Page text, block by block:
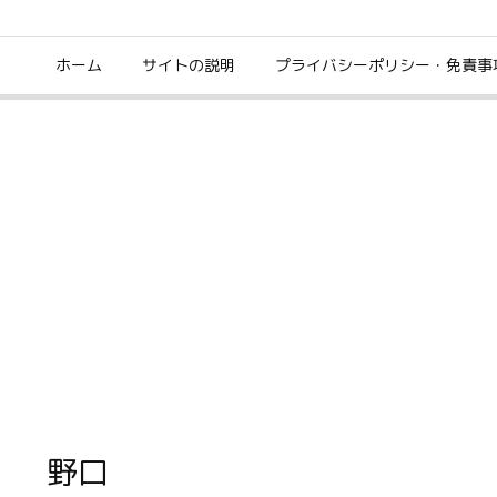
ホーム サイトの説明 プライバシーポリシー・免責事
野口